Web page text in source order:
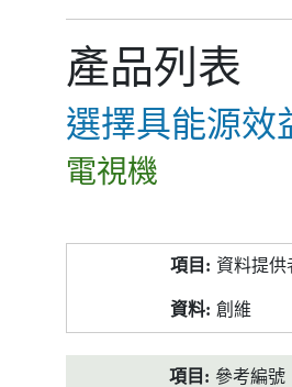
產品列表
選擇具能源效
電視機
料
資料提供
創維
參考編號